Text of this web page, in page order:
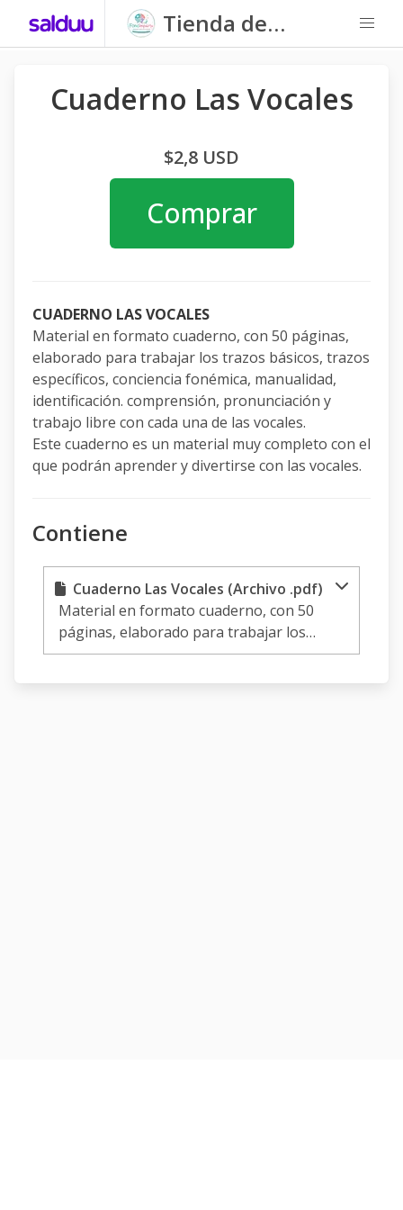
Tienda de
Fonoimparte
Cuaderno Las Vocales
$2,8 USD
Comprar
CUADERNO LAS VOCALES
Material en formato cuaderno, con 50 páginas,
elaborado para trabajar los trazos básicos, trazos
específicos, conciencia fonémica, manualidad,
identificación. comprensión, pronunciación y
trabajo libre con cada una de las vocales.
Este cuaderno es un material muy completo con el
que podrán aprender y divertirse con las vocales.
Contiene
Cuaderno Las Vocales (Archivo .pdf)
Material en formato cuaderno, con 50
páginas, elaborado para trabajar los
trazos básicos, trazos específicos,